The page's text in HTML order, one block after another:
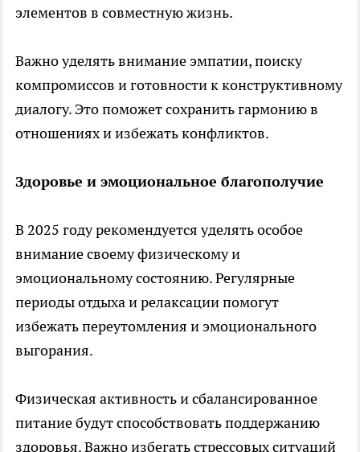
элементов в совместную жизнь.
Важно уделять внимание эмпатии, поиску
компромиссов и готовности к конструктивному
диалогу. Это поможет сохранить гармонию в
отношениях и избежать конфликтов.
Здоровье и эмоциональное благополучие
В 2025 году рекомендуется уделять особое
внимание своему физическому и
эмоциональному состоянию. Регулярные
периоды отдыха и релаксации помогут
избежать переутомления и эмоционального
выгорания.
Физическая активность и сбалансированное
питание будут способствовать поддержанию
здоровья. Важно избегать стрессовых ситуаций